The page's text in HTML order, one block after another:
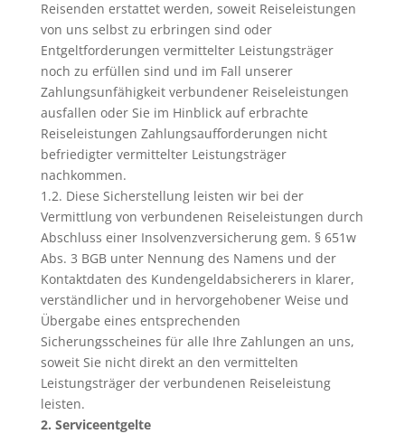
Reisenden erstattet werden, soweit Reiseleistungen
von uns selbst zu erbringen sind oder
Entgeltforderungen vermittelter Leistungsträger
noch zu erfüllen sind und im Fall unserer
Zahlungsunfähigkeit verbundener Reiseleistungen
ausfallen oder Sie im Hinblick auf erbrachte
Reiseleistungen Zahlungsaufforderungen nicht
befriedigter vermittelter Leistungsträger
nachkommen.
1.2. Diese Sicherstellung leisten wir bei der
Vermittlung von verbundenen Reiseleistungen durch
Abschluss einer Insolvenzversicherung gem. § 651w
Abs. 3 BGB unter Nennung des Namens und der
Kontaktdaten des Kundengeldabsicherers in klarer,
verständlicher und in hervorgehobener Weise und
Übergabe eines entsprechenden
Sicherungsscheines für alle Ihre Zahlungen an uns,
soweit Sie nicht direkt an den vermittelten
Leistungsträger der verbundenen Reiseleistung
leisten.
2. Serviceentgelte